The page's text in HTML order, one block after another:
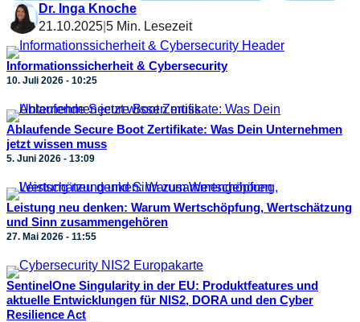
Dr. Inga Knoche
21.10.2025 5 Min. Lesezeit
Informationssicherheit & Cybersecurity
10. Juli 2026 - 10:25
Ablaufende Secure Boot Zertifikate: Was Dein Unternehmen
jetzt wissen muss
5. Juni 2026 - 13:09
Leistung neu denken: Warum Wertschöpfung, Wertschätzung
und Sinn zusammengehören
27. Mai 2026 - 11:55
SentinelOne Singularity in der EU: Produktfeatures und
aktuelle Entwicklungen für NIS2, DORA und den Cyber
Resilience Act